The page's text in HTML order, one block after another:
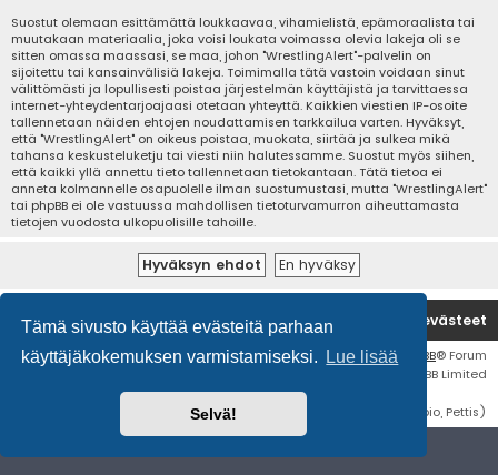
Tämä sivusto käyttää evästeitä parhaan
käyttäjäkokemuksen varmistamiseksi.
Lue lisää
Selvä!
Suostut olemaan esittämättä loukkaavaa, vihamielistä, epämoraalista tai
muutakaan materiaalia, joka voisi loukata voimassa olevia lakeja oli se
sitten omassa maassasi, se maa, johon "WrestlingAlert"-palvelin on
sijoitettu tai kansainvälisiä lakeja. Toimimalla tätä vastoin voidaan sinut
välittömästi ja lopullisesti poistaa järjestelmän käyttäjistä ja tarvittaessa
internet-yhteydentarjoajaasi otetaan yhteyttä. Kaikkien viestien IP-osoite
tallennetaan näiden ehtojen noudattamisen tarkkailua varten. Hyväksyt,
että "WrestlingAlert" on oikeus poistaa, muokata, siirtää ja sulkea mikä
tahansa keskusteluketju tai viesti niin halutessamme. Suostut myös siihen,
että kaikki yllä annettu tieto tallennetaan tietokantaan. Tätä tietoa ei
anneta kolmannelle osapuolelle ilman suostumustasi, mutta "WrestlingAlert"
tai phpBB ei ole vastuussa mahdollisen tietoturvamurron aiheuttamasta
tietojen vuodosta ulkopuolisille tahoille.
Etusivu Poista evästeet
Flat Style byIan Bradley• Keskustelufoorumin ohjelmisto phpBB® Forum
Software © phpBB Limited
Käännös: phpBB Suomi (lurttinen, harritapio, Pettis)